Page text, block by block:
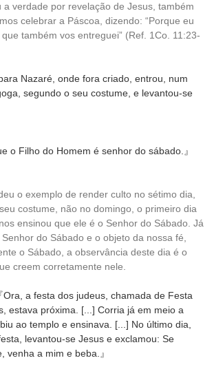
a verdade por revelação de Jesus, também
celebrar a Páscoa, dizendo: “Porque eu
também vos entreguei” (Ref. 1Co. 11:23-
Nazaré, onde fora criado, entrou, num
segundo o seu costume, e levantou-se
o Filho do Homem é senhor do sábado.』
o exemplo de render culto no sétimo dia,
costume, não no domingo, o primeiro dia
ensinou que ele é o Senhor do Sábado. Já
do Sábado e o objeto da nossa fé,
o Sábado, a observância deste dia é o
creem corretamente nele.
Ora, a festa dos judeus, chamada de Festa
estava próxima. [...] Corria já em meio a
ao templo e ensinava. [...] No último dia,
levantou-se Jesus e exclamou: Se
venha a mim e beba.』